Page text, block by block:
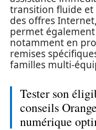
transition fluide et
des offres
permet également
notamment en
remises
familles multi-
Tester son
conseils
numérique